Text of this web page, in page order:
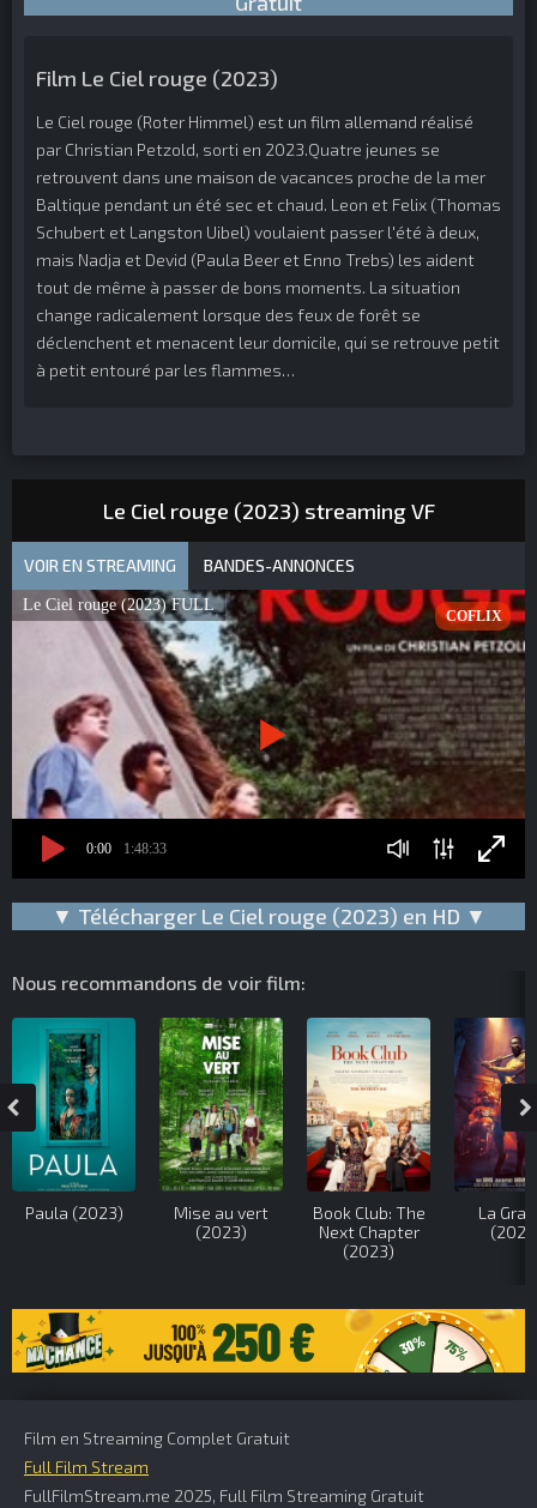
Film Le Ciel rouge (2023)
Le Ciel rouge (Roter Himmel) est un film allemand réalisé
par Christian Petzold, sorti en 2023.Quatre jeunes se
retrouvent dans une maison de vacances proche de la mer
Baltique pendant un été sec et chaud. Leon et Felix (Thomas
Schubert et Langston Uibel) voulaient passer l'été à deux,
mais Nadja et Devid (Paula Beer et Enno Trebs) les aident
tout de même à passer de bons moments. La situation
change radicalement lorsque des feux de forêt se
déclenchent et menacent leur domicile, qui se retrouve petit
à petit entouré par les flammes…
Le Ciel rouge (2023) streaming VF
VOIR EN STREAMING BANDES-ANNONCES
Le Ciel rouge (2023) FULL
0:00 1:48:33
COFLIX
▼ Télécharger Le Ciel rouge (2023) en HD ▼
Nous recommandons de voir film:
Paula (2023)
Mise au vert
(2023)
Book Club: The
Next Chapter
(2023)
La
Film en Streaming Complet Gratuit
Full Film Stream
FullFilmStream.me 2025, Full Film Streaming Gratuit